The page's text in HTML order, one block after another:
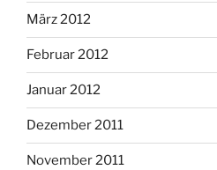
März 2012
Februar 2012
Januar 2012
Dezember 2011
November 2011